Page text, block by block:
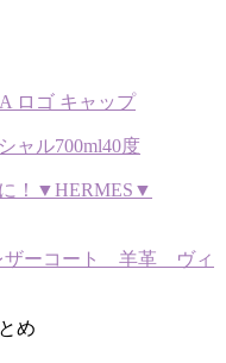
ロゴ キャップ
ャル700ml40度
に！▼HERMES▼
ザーコート 羊革 ヴィ
め